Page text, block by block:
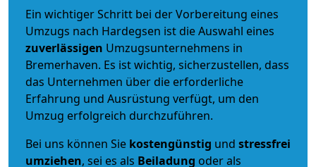
Ein wichtiger Schritt bei der Vorbereitung eines
Umzugs nach Hardegsen ist die Auswahl eines
zuverlässigen Umzugsunternehmens in
Bremerhaven. Es ist wichtig, sicherzustellen, dass
das Unternehmen über die erforderliche
Erfahrung und Ausrüstung verfügt, um den
Umzug erfolgreich durchzuführen.
Bei uns können Sie kostengünstig und stressfrei
umziehen, sei es als Beiladung oder als